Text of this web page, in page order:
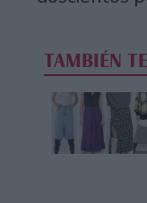
TAMBIÉN